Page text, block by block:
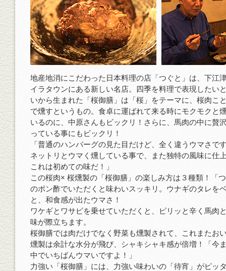
地産地消にこだわった日本料理の店「つぐと」は、下江
イラタウンにある新しい名店。四季を料理で表現したい
いから生まれた「桜御膳」は「桜」をテーマに、桜肉こ
で燻すというもの。食卓に運ばれて来る時にモクモクと
いるのに、中原さんもビックリ！さらに、馬肉の中に贅
っている事にもビックリ！
「普通のハンバーグの見た目だけど、全く違うウマさで
ネットリとウマく燻している事で、また独特の風味に仕
これは初めての味だ！」
この桜肉× 桜燻製の「桜御膳」の楽しみ方は３種類！「
のポン酢でいただくと味わいスッキリ。ウナギのタレを
と、和食感が出たウマさ！
ワケギとワサビを乗せていただくと、ピリッと辛く馬肉
味が際立ちます。
桜御膳では肉だけでなく野菜も燻製されて、これまたお
燻製は余計な水分が飛び、シャキシャキ感が倍増！「今
中でいちばんウマいですよ！」
力強い「桜御膳」には、力強い味わいの「待宵」がピッ